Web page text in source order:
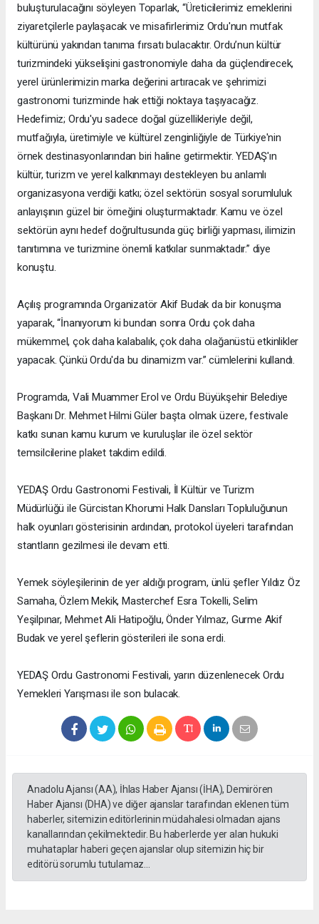
buluşturulacağını söyleyen Toparlak, “Üreticilerimiz emeklerini
ziyaretçilerle paylaşacak ve misafirlerimiz Ordu'nun mutfak
kültürünü yakından tanıma fırsatı bulacaktır. Ordu’nun kültür
turizmindeki yükselişini gastronomiyle daha da güçlendirecek,
yerel ürünlerimizin marka değerini artıracak ve şehrimizi
gastronomi turizminde hak ettiği noktaya taşıyacağız.
Hedefimiz; Ordu'yu sadece doğal güzellikleriyle değil,
mutfağıyla, üretimiyle ve kültürel zenginliğiyle de Türkiye'nin
örnek destinasyonlarından biri haline getirmektir. YEDAŞ'ın
kültür, turizm ve yerel kalkınmayı destekleyen bu anlamlı
organizasyona verdiği katkı; özel sektörün sosyal sorumluluk
anlayışının güzel bir örneğini oluşturmaktadır. Kamu ve özel
sektörün aynı hedef doğrultusunda güç birliği yapması, ilimizin
tanıtımına ve turizmine önemli katkılar sunmaktadır.” diye
konuştu.
Açılış programında Organizatör Akif Budak da bir konuşma
yaparak, “İnanıyorum ki bundan sonra Ordu çok daha
mükemmel, çok daha kalabalık, çok daha olağanüstü etkinlikler
yapacak. Çünkü Ordu'da bu dinamizm var.” cümlelerini kullandı.
Programda, Vali Muammer Erol ve Ordu Büyükşehir Belediye
Başkanı Dr. Mehmet Hilmi Güler başta olmak üzere, festivale
katkı sunan kamu kurum ve kuruluşlar ile özel sektör
temsilcilerine plaket takdim edildi.
YEDAŞ Ordu Gastronomi Festivali, İl Kültür ve Turizm
Müdürlüğü ile Gürcistan Khorumi Halk Dansları Topluluğunun
halk oyunları gösterisinin ardından, protokol üyeleri tarafından
stantların gezilmesi ile devam etti.
Yemek söyleşilerinin de yer aldığı program, ünlü şefler Yıldız Öz
Samaha, Özlem Mekik, Masterchef Esra Tokelli, Selim
Yeşilpınar, Mehmet Ali Hatipoğlu, Önder Yılmaz, Gurme Akif
Budak ve yerel şeflerin gösterileri ile sona erdi.
YEDAŞ Ordu Gastronomi Festivali, yarın düzenlenecek Ordu
Yemekleri Yarışması ile son bulacak.
Anadolu Ajansı (AA), İhlas Haber Ajansı (İHA), Demirören
Haber Ajansı (DHA) ve diğer ajanslar tarafından eklenen tüm
haberler, sitemizin editörlerinin müdahalesi olmadan ajans
kanallarından çekilmektedir. Bu haberlerde yer alan hukuki
muhataplar haberi geçen ajanslar olup sitemizin hiç bir
editörü sorumlu tutulamaz...